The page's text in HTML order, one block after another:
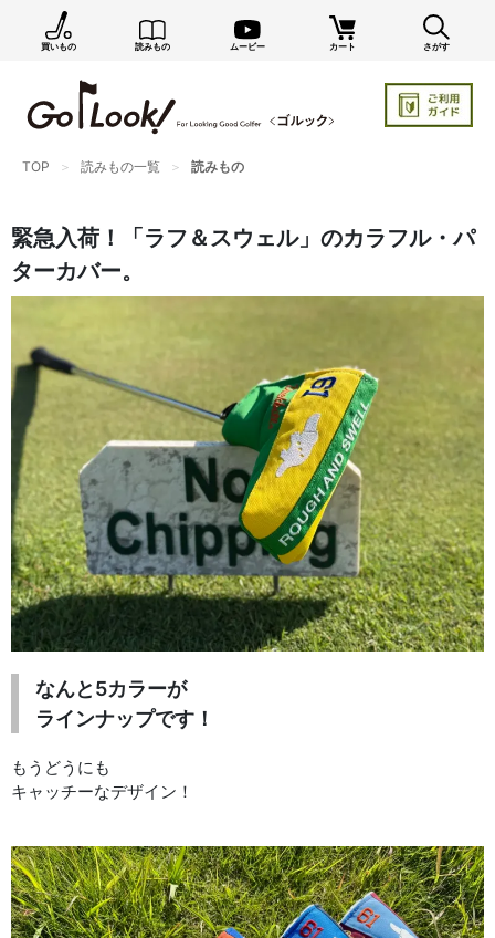
買いもの 読みもの ムービー カート さがす
TOP 読みもの一覧 読みもの
緊急入荷！「ラフ＆スウェル」のカラフル・パ
ターカバー。
なんと5カラーが
ラインナップです！
もうどうにも
キャッチーなデザイン！
×
GO/LOOK! からのお知らせ（受信設定）
新商品情報や編集部のオススメ、オトクな情報・買い
まだご登録でない方はぜひ！
編集部セレクトのスタイル提案・お得情報（ダイレクトメール）
カートに残っている商品のお知らせ（買い忘れ通知）
お知らせを受け取る
いつでもメール内のリンクから配信停止できます